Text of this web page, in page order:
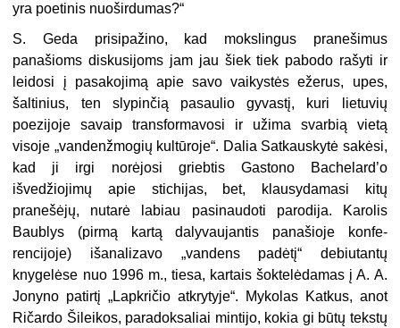
yra poetinis nuoširdumas?“
S. Geda prisipažino, kad mokslingus pra­nešimus
panašioms diskusijoms jam jau šiek tiek pabodo rašyti ir
leidosi į pasakojimą apie savo vaikystės ežerus, upes,
šaltinius, ten sly­pinčią pasaulio gyvastį, kuri lietuvių
poezijoje savaip transformavosi ir užima svarbią vietą
visoje „vandenžmogių kultūroje“. Dalia Satkauskytė sakėsi,
kad ji irgi norėjosi griebtis Gastono Bachelard’o
išvedžiojimų apie stichi­jas, bet, klausydamasi kitų
pranešėjų, nutarė labiau pasinaudoti parodija. Karolis
Baublys (pirmą kartą dalyvaujantis panašioje konfe­
rencijoje) išanalizavo „vandens padėtį“ debiu­tantų
knygelėse nuo 1996 m., tiesa, kartais šoktelėdamas į A. A.
Jonyno patirtį „Lapkričio atkrytyje“. Mykolas Katkus, anot
Ričardo Šileikos, paradoksaliai mintijo, kokia gi būtų tekstų